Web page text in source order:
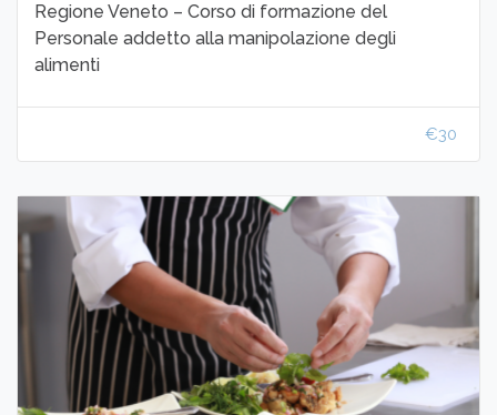
Regione Veneto – Corso di formazione del
Personale addetto alla manipolazione degli
alimenti
€30